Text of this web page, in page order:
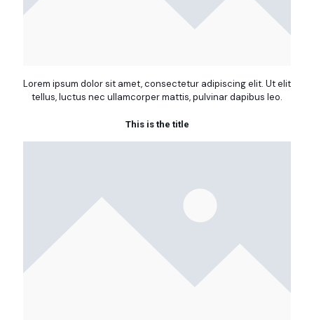
Lorem ipsum dolor sit amet, consectetur adipiscing elit. Ut elit
tellus, luctus nec ullamcorper mattis, pulvinar dapibus leo.
This is the title